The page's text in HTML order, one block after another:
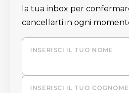
la tua inbox per
cancellarti in ogni
INSERISCI IL TUO NOME
INSERISCI IL TUO COGNOME